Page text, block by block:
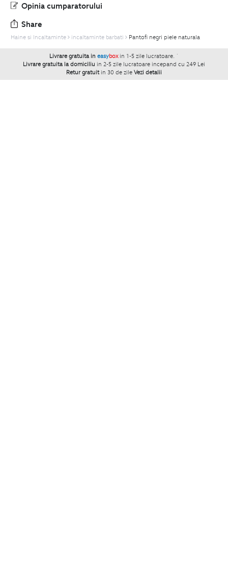
Opinia cumparatorului
Share
Haine si Incaltaminte incaltaminte barbati Pantofi negri piele naturala
Livrare gratuita in easybox in 1-5 zile lucratoare. `
Livrare gratuita la domiciliu in 2-5 zile lucratoare incepand cu 249 Lei
Retur gratuit in 30 de zile Vezi detalii